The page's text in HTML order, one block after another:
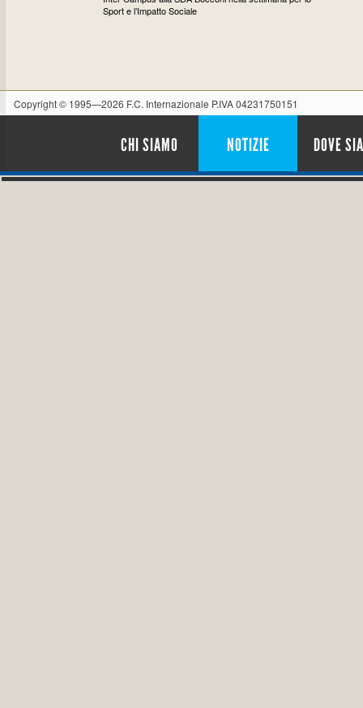
Sport e l’Impatto Sociale
Copyright © 1995—2026 F.C. Internazionale P.IVA 04231750151
CHI SIAMO NOTIZIE DOVE